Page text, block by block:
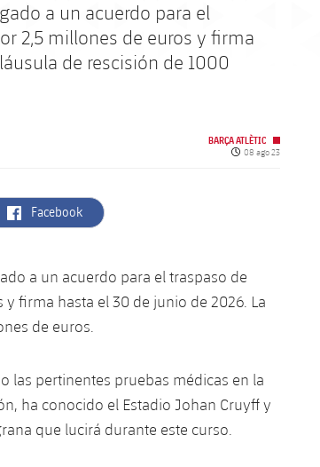
a un acuerdo para el
2,5 millones de euros y firma
de rescisión de 1000
BARÇA ATLÈTIC
Fecha de publicación
08 ago 23
label.aria.facebook
Facebook
a un acuerdo para el traspaso de
firma hasta el 30 de junio de 2026. La
de euros.
las pertinentes pruebas médicas en la
ha conocido el Estadio Johan Cruyff y
que lucirá durante este curso.